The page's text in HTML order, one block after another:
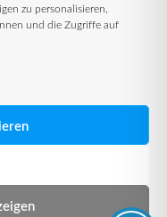
zu personalisieren,
und die Zugriffe auf
Management Solutions